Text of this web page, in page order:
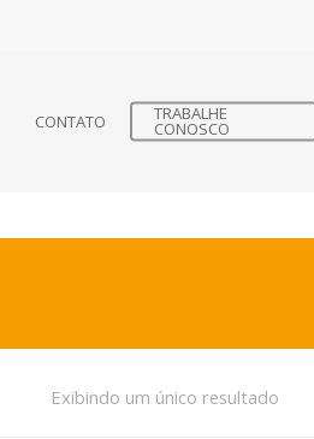
CONTATO TRABALHE
CONOSCO
Exibindo um único resultado